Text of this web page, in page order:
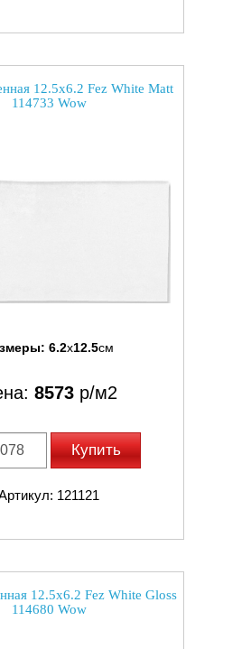
12.5x6.2 Fez White Matt
114733 Wow
6.2x12.5см
8573 р/м2
Купить
121121
12.5x6.2 Fez White Gloss
114680 Wow